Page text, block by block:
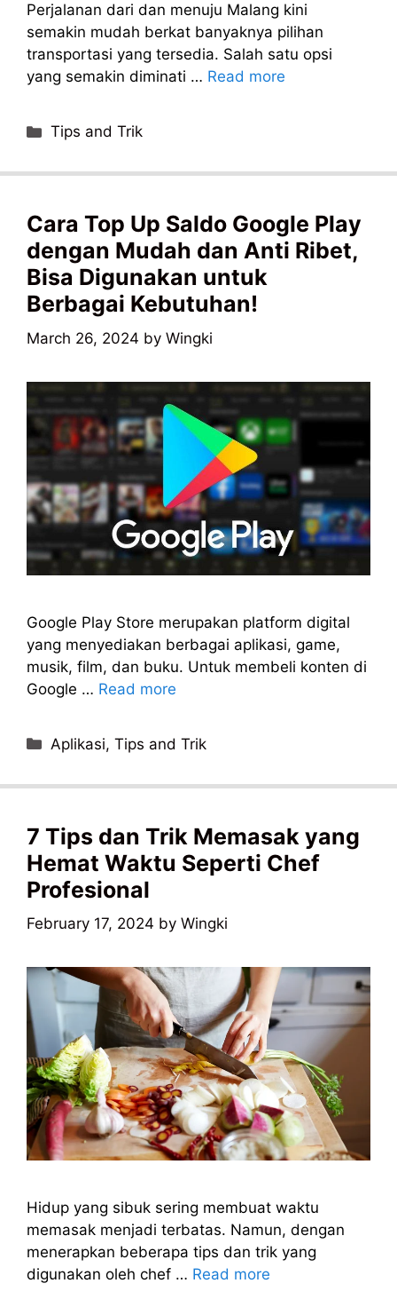
Perjalanan dari dan menuju Malang kini
semakin mudah berkat banyaknya pilihan
transportasi yang tersedia. Salah satu opsi
yang semakin diminati … Read more
Categories
Tips and Trik
Cara Top Up Saldo Google Play
dengan Mudah dan Anti Ribet,
Bisa Digunakan untuk
Berbagai Kebutuhan!
March 26, 2024 by Wingki
Google Play Store merupakan platform digital
yang menyediakan berbagai aplikasi, game,
musik, film, dan buku. Untuk membeli konten di
Google … Read more
Categories
Aplikasi,Tips and Trik
7 Tips dan Trik Memasak yang
Hemat Waktu Seperti Chef
Profesional
February 17, 2024 by Wingki
Hidup yang sibuk sering membuat waktu
memasak menjadi terbatas. Namun, dengan
menerapkan beberapa tips dan trik yang
digunakan oleh chef … Read more